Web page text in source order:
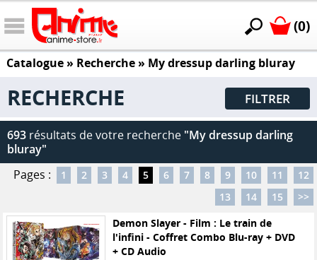
(0)
Catalogue» Recherche » My dressup darling bluray
RECHERCHE FILTRER
693 résultats de votre recherche "My dressup darling
bluray"
Pages :
1 2 3 4 5 6 7 8 9 10 11
12
13
14 15
>>
Demon Slayer - Film : Le train de
l'infini - Coffret Combo Blu-ray + DVD
+ CD Audio